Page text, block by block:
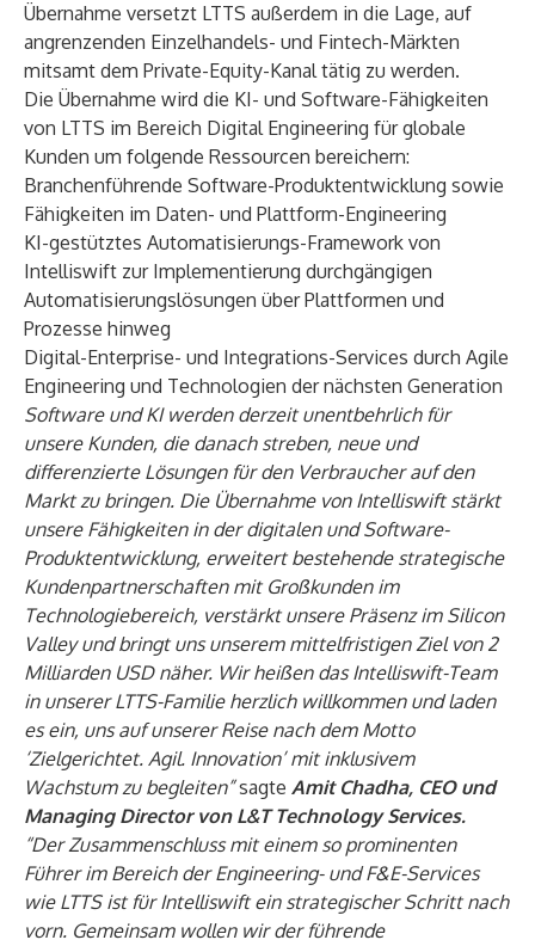
Übernahme versetzt LTTS außerdem in die Lage, auf
angrenzenden Einzelhandels- und Fintech-Märkten
mitsamt dem Private-Equity-Kanal tätig zu werden.
Die Übernahme wird die KI- und Software-Fähigkeiten
von LTTS im Bereich Digital Engineering für globale
Kunden um folgende Ressourcen bereichern:
Branchenführende Software-Produktentwicklung sowie
Fähigkeiten im Daten- und Plattform-Engineering
KI-gestütztes Automatisierungs-Framework von
Intelliswift zur Implementierung durchgängigen
Automatisierungslösungen über Plattformen und
Prozesse hinweg
Digital-Enterprise- und Integrations-Services durch Agile
Engineering und Technologien der nächsten Generation
Software und KI werden derzeit unentbehrlich für
unsere Kunden, die danach streben, neue und
differenzierte Lösungen für den Verbraucher auf den
Markt zu bringen. Die Übernahme von Intelliswift stärkt
unsere Fähigkeiten in der digitalen und Software-
Produktentwicklung, erweitert bestehende strategische
Kundenpartnerschaften mit Großkunden im
Technologiebereich, verstärkt unsere Präsenz im Silicon
Valley und bringt uns unserem mittelfristigen Ziel von 2
Milliarden USD näher. Wir heißen das Intelliswift-Team
in unserer LTTS-Familie herzlich willkommen und laden
es ein, uns auf unserer Reise nach dem Motto
‘Zielgerichtet. Agil. Innovation’ mit inklusivem
Wachstum zu begleiten”sagte Amit Chadha, CEO und
Managing Director von L&T Technology Services.
“Der Zusammenschluss mit einem so prominenten
Führer im Bereich der Engineering- und F&E-Services
wie LTTS ist für Intelliswift ein strategischer Schritt nach
vorn. Gemeinsam wollen wir der führende